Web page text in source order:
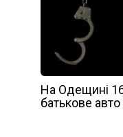
На Одещині
батькове